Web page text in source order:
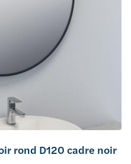
rond D120 cadre noir